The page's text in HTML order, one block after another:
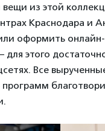
вещи из этой
Краснодара и
оформить онлайн-
для этого
Все
программ